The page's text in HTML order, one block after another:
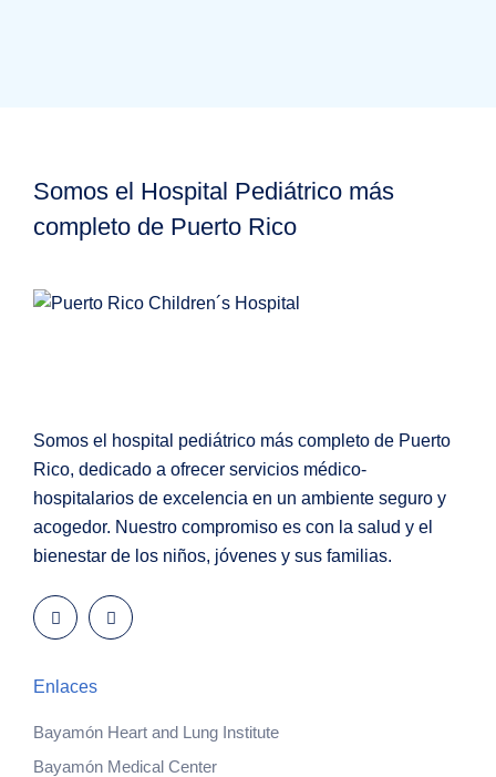
Somos el Hospital Pediátrico más
completo de Puerto Rico
Somos el hospital pediátrico más completo de Puerto
Rico, dedicado a ofrecer servicios médico-
hospitalarios de excelencia en un ambiente seguro y
acogedor. Nuestro compromiso es con la salud y el
bienestar de los niños, jóvenes y sus familias.
Enlaces
Bayamón Heart and Lung Institute
Bayamón Medical Center